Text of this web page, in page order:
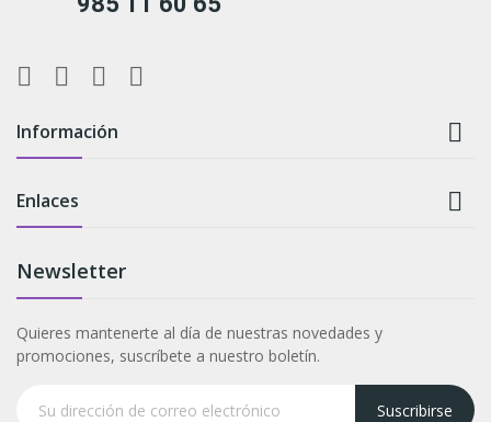
Información 
Enlaces 
Newsletter
Quieres mantenerte al día de nuestras novedades y
promociones, suscríbete a nuestro boletín.
Suscribirse